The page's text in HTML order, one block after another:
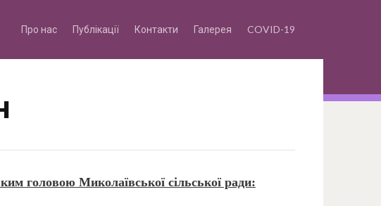
Про нас Публікації Контакти Галерея COVID-19
головою Миколаївської сільської ради: